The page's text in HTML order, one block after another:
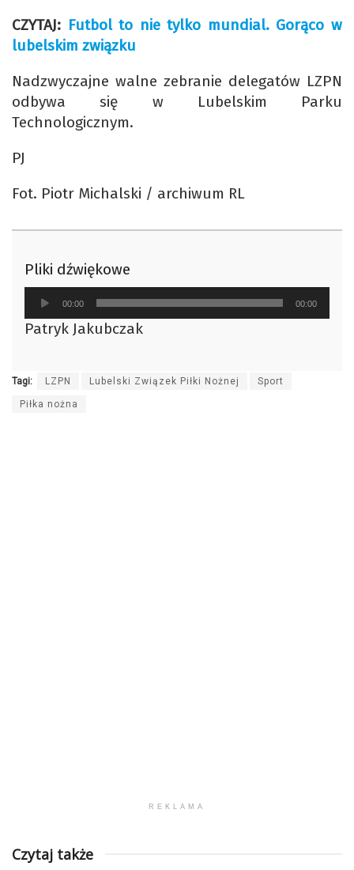
CZYTAJ: Futbol to nie tylko mundial. Gorąco w
lubelskim związku
Nadzwyczajne walne zebranie delegatów LZPN
odbywa się w Lubelskim Parku
Technologicznym.
PJ
Fot. Piotr Michalski / archiwum RL
Pliki dźwiękowe
Odtwarzacz
plików
dźwiękowych
00:00 00:00
Patryk Jakubczak
Tagi: LZPN Lubelski Związek Piłki Nożnej Sport
Piłka nożna
REKLAMA
Czytaj także